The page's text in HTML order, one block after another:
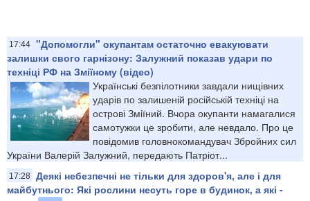
17:44 "Допомогли" окупантам остаточно евакуювати
залишки свого гарнізону: Залужний показав удари по
техніці РФ на Зміїному (відео)
Українські безпілотники завдали нищівних
ударів по залишеній російській техніці на
острові Зміїний. Вчора окупанти намагалися
самотужки це зробити, але невдало. Про це
повідомив головнокомандувач Збройних сил
України Валерій Залужний, передають Патріот...
17:28 Деякі небезпечні не тільки для здоров'я, але і для
майбутнього: Які рослини несуть горе в будинок, а які -